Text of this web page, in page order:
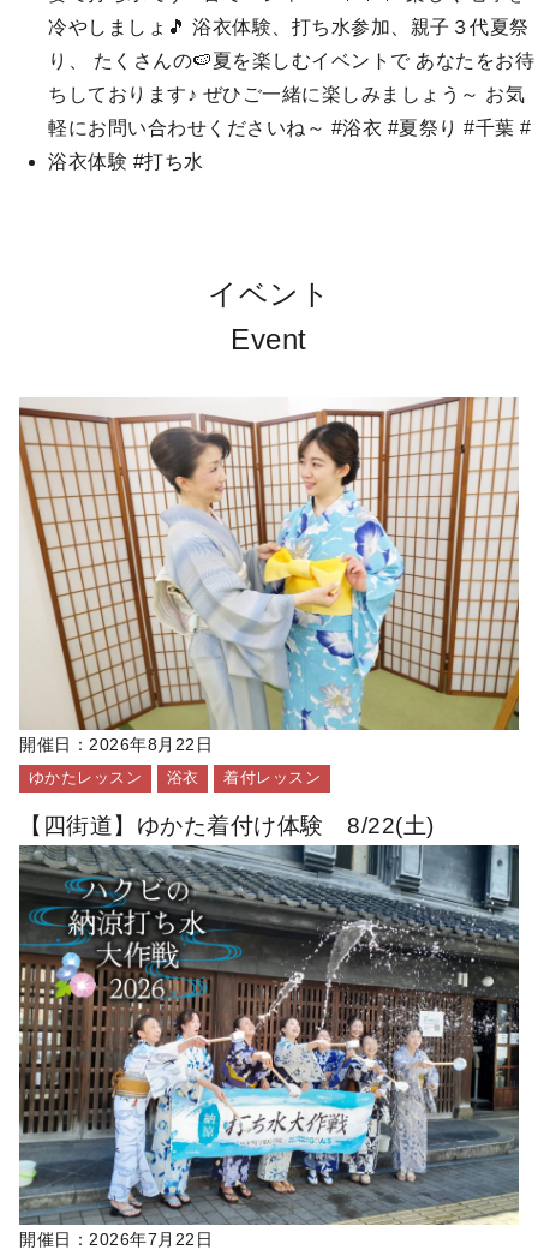
イベント
Event
開催日： 2026年8月22日
ゆかたレッスン 浴衣 着付レッスン
【四街道】ゆかた着付け体験 8/22(土)
開催日： 2026年7月22日